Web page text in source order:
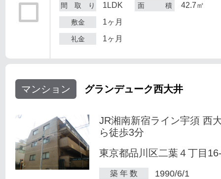
間 取 り 1LDK 面 積 42.7㎡
敷金 1ヶ月
礼金 1ヶ月
マンション グランデューク西大井
JR湘南新宿ライン宇須 西
ら徒歩3分
東京都品川区二葉４丁目
築 年 数 1990/6/1